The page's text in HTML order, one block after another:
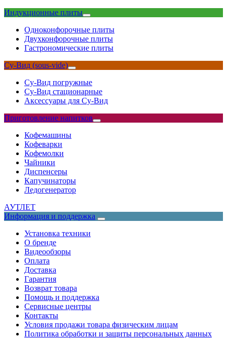
Индукционные плиты
Одноконфорочные плиты
Двухконфорочные плиты
Гастрономические плиты
Су-Вид (sous-vide)
Су-Вид погружные
Су-Вид стационарные
Аксессуары для Су-Вид
Приготовление напитков
Кофемашины
Кофеварки
Кофемолки
Чайники
Диспенсеры
Капучинаторы
Ледогенератор
АУТЛЕТ
Информация и поддержка
Установка техники
О бренде
Видеообзоры
Оплата
Доставка
Гарантия
Возврат товара
Помощь и поддержка
Сервисные центры
Контакты
Условия продажи товара физическим лицам
Политика обработки и защиты персональных данных